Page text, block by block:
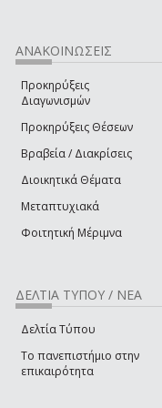
ΑΝΑΚΟΙΝΩΣΕΙΣ
Προκηρύξεις
Διαγωνισμών
Προκηρύξεις Θέσεων
Βραβεία / Διακρίσεις
Διοικητικά Θέματα
Μεταπτυχιακά
Φοιτητική Μέριμνα
ΔΕΛΤΙΑ ΤΥΠΟΥ / ΝΕΑ
Δελτία Τύπου
Το πανεπιστήμιο στην
επικαιρότητα